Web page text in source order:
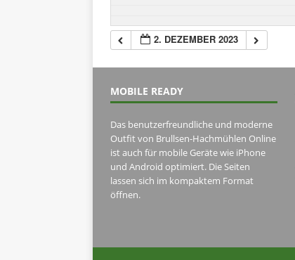
2. DEZEMBER 2023
MOBILE READY
Das benutzerfreundliche und moderne
Outfit von Brullsen-Hachmühlen Online
ist auch für mobile Geräte wie iPhone
und Android optimiert. Die Seiten
lassen sich im kompaktem Format
öffnen.